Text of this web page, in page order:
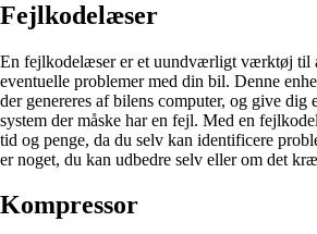
Fejlkodelæser
En fejlkodelæser er et uundværligt værktøj til
eventuelle problemer med din bil. Denne
der genereres af bilens computer, og give
system der måske har en fejl. Med en
tid og penge, da du selv kan identificere
er noget, du kan udbedre selv eller om det
Kompressor